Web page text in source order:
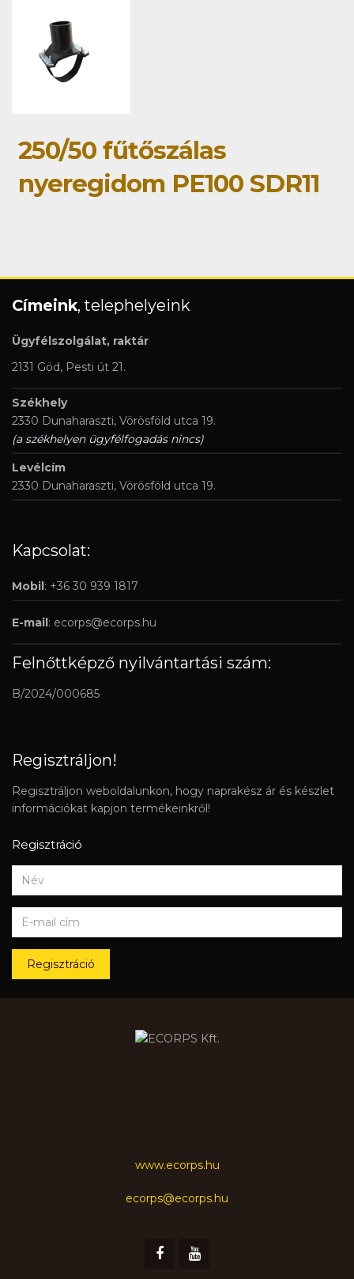
250/50 fűtőszálas
nyeregidom PE100 SDR11
Címeink, telephelyeink
Ügyfélszolgálat, raktár
2131 Göd, Pesti út 21.
Székhely
2330 Dunaharaszti, Vörösföld utca 19.
(a székhelyen ügyfélfogadás nincs)
Levélcím
2330 Dunaharaszti, Vörösföld utca 19.
Kapcsolat:
Mobil: +36 30 939 1817
E-mail: ecorps@ecorps.hu
Felnőttképző nyilvántartási szám:
B/2024/000685
Regisztráljon!
Regisztráljon weboldalunkon, hogy naprakész ár és készlet
információkat kapjon termékeinkről!
Regisztráció
Regisztráció
www.ecorps.hu
ecorps@ecorps.hu